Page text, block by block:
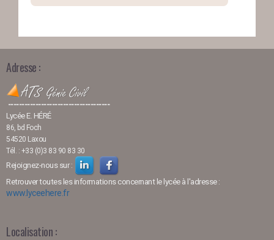
Adresse :
-------------------------------------
Lycée E. HÉRÉ
86, bd Foch
54520 Laxou
Tél. : +33 (0)3 83 90 83 30
Rejoignez-nous sur :
Retrouver toutes les informations concernant le lycée à l'adresse :
www.lyceehere.fr
Localisation :